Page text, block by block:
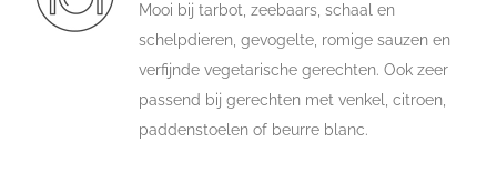
Mooi bij tarbot, zeebaars, schaal en
schelpdieren, gevogelte, romige sauzen en
verfijnde vegetarische gerechten. Ook zeer
passend bij gerechten met venkel, citroen,
paddenstoelen of beurre blanc.